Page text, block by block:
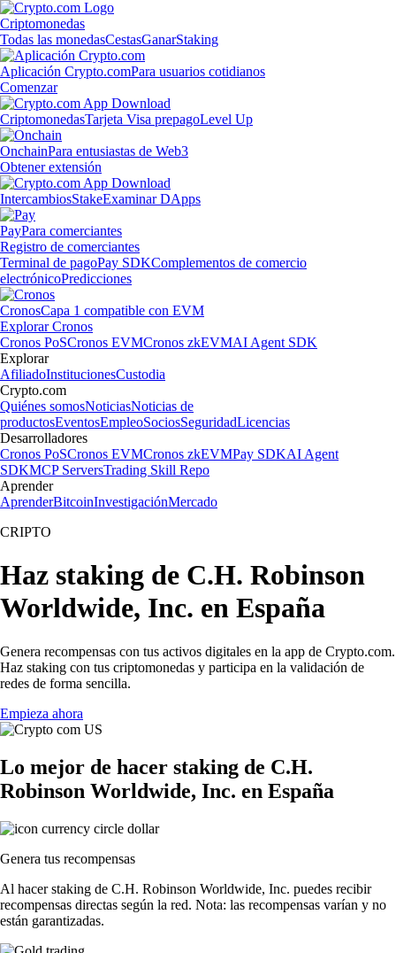
Criptomonedas
Todas las monedasCestasGanarStaking
Aplicación Crypto.comPara usuarios cotidianos
Comenzar
CriptomonedasTarjeta Visa prepagoLevel Up
OnchainPara entusiastas de Web3
Obtener extensión
IntercambiosStakeExaminar DApps
PayPara comerciantes
Registro de comerciantes
Terminal de pagoPay SDKComplementos de comercio
electrónicoPredicciones
CronosCapa 1 compatible con EVM
Explorar Cronos
Cronos PoSCronos EVMCronos zkEVMAI Agent SDK
Explorar
AfiliadoInstitucionesCustodia
Crypto.com
Quiénes somosNoticiasNoticias de
productosEventosEmpleoSociosSeguridadLicencias
Desarrolladores
Cronos PoSCronos EVMCronos zkEVMPay SDKAI Agent
SDKMCP ServersTrading Skill Repo
Aprender
AprenderBitcoinInvestigaciónMercado
CRIPTO
Haz staking de C.H. Robinson
Worldwide, Inc. en España
Genera recompensas con tus activos digitales en la app de Crypto.com.
Haz staking con tus criptomonedas y participa en la validación de
redes de forma sencilla.
Empieza ahora
Lo mejor de hacer staking de C.H.
Robinson Worldwide, Inc. en España
Genera tus recompensas
Al hacer staking de C.H. Robinson Worldwide, Inc. puedes recibir
recompensas directas según la red. Nota: las recompensas varían y no
están garantizadas.